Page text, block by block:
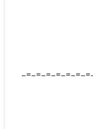
-=-=-=-=-=-=-